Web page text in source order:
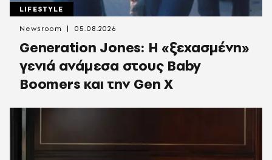
LIFESTYLE
Generation Jones: Η «ξεχασμένη»
γενιά ανάμεσα στους Baby
Boomers και την Gen X
Newsroom 05.08.2026